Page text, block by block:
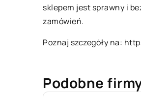
sklepem jest sprawny i
zamówień.
Poznaj szczegóły na:
Podobne